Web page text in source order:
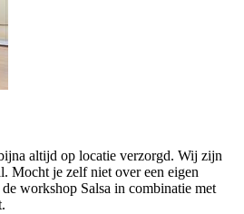
altijd op locatie verzorgd. Wij zijn
Mocht je zelf niet over een eigen
workshop Salsa in combinatie met